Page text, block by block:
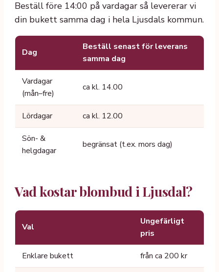
Beställ före 14:00 på vardagar så levererar vi
din bukett samma dag i hela Ljusdals kommun.
Dag
Beställ senast för leverans
samma dag
Vardagar
(mån–fre)
ca kl. 14.00
Lördagar ca kl. 12.00
Sön- &
helgdagar
begränsat (t.ex. mors dag)
Vad kostar blombud i Ljusdal?
Val
Ungefärligt
pris
Enklare bukett från ca 200 kr